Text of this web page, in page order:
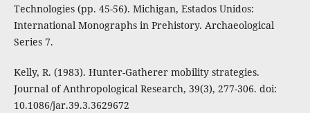
Technologies (pp. 45-56). Michigan, Estados Unidos:
International Monographs in Prehistory. Archaeological
Series 7.
Kelly, R. (1983). Hunter-Gatherer mobility strategies.
Journal of Anthropological Research, 39(3), 277-306. doi:
10.1086/jar.39.3.3629672